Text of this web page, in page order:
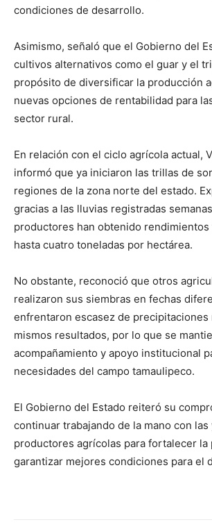
condiciones de desarrollo.
Asimismo, señaló que el Gobierno del
cultivos alternativos como el guar y el
propósito de diversificar la producción
nuevas opciones de rentabilidad para
sector rural.
En relación con el ciclo agrícola actual,
informó que ya iniciaron las trillas de
regiones de la zona norte del estado.
gracias a las lluvias registradas
productores han obtenido rendimientos
hasta cuatro toneladas por hectárea.
No obstante, reconoció que otros
realizaron sus siembras en fechas
enfrentaron escasez de precipitaciones
mismos resultados, por lo que se
acompañamiento y apoyo institucional
necesidades del campo tamaulipeco.
El Gobierno del Estado reiteró su
continuar trabajando de la mano con las
productores agrícolas para fortalecer la
garantizar mejores condiciones para el